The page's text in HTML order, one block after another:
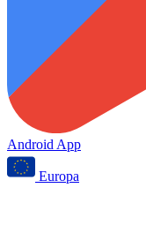
Android App
Europa